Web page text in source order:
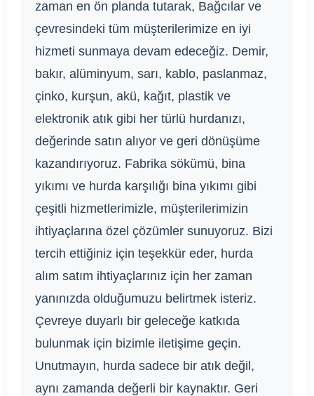
zaman en ön planda tutarak, Bağcılar ve
çevresindeki tüm müşterilerimize en iyi
hizmeti sunmaya devam edeceğiz. Demir,
bakır, alüminyum, sarı, kablo, paslanmaz,
çinko, kurşun, akü, kağıt, plastik ve
elektronik atık gibi her türlü hurdanızı,
değerinde satın alıyor ve geri dönüşüme
kazandırıyoruz. Fabrika sökümü, bina
yıkımı ve hurda karşılığı bina yıkımı gibi
çeşitli hizmetlerimizle, müşterilerimizin
ihtiyaçlarına özel çözümler sunuyoruz. Bizi
tercih ettiğiniz için teşekkür eder, hurda
alım satım ihtiyaçlarınız için her zaman
yanınızda olduğumuzu belirtmek isteriz.
Çevreye duyarlı bir geleceğe katkıda
bulunmak için bizimle iletişime geçin.
Unutmayın, hurda sadece bir atık değil,
aynı zamanda değerli bir kaynaktır. Geri